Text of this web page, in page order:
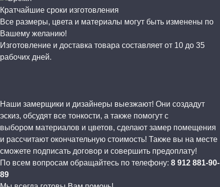
Кратчайшие сроки изготовления
Все размеры, цвета и материалы могут быть изменены по
Вашему желанию!
Изготовление и доставка товара составляет от 10 до 35
рабочих дней.
Наши замерщики и дизайнеры выезжают! Они создадут
эскиз, обсудят все тонкости, а также помогут с
выбором материалов и цветов, сделают замер помещения
и рассчитают окончательную стоимость! Также вы на месте
сможете подписать договор и совершить предоплату!
По всем вопросам обращайтесь по телефону: 8 912 881-90-
89